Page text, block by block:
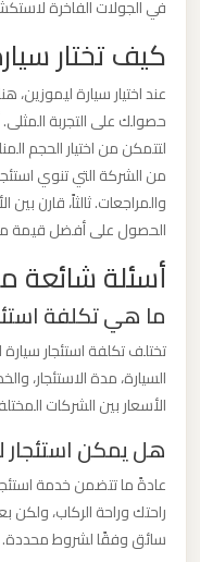
في الجولات الفاخرة
كيف تختار
عند اختيار سيارة
حصولك على التجربة المثلى.
لتتمكن من اختيار الحجم
من الشركة التي تنوي
والمراجعات. ثالثاً، قارن
الحصول على أفضل قيمة
أسئلة شائعة
ما هي تكلفة
تختلف تكلفة استئجار
السيارة، مدة الاستئجار،
الأسعار بين الشركات
هل يمكن استئجار
عادةً ما تتضمن خدمة
راحتك وراحة الركاب، ولكن
سائق وفقًا لشروط محددة.
الدولي
ليموزين
مطار
العرب
الاسكندرية
ليموزين
العرب
اسكندرية
ليموزين
مطار
العرب